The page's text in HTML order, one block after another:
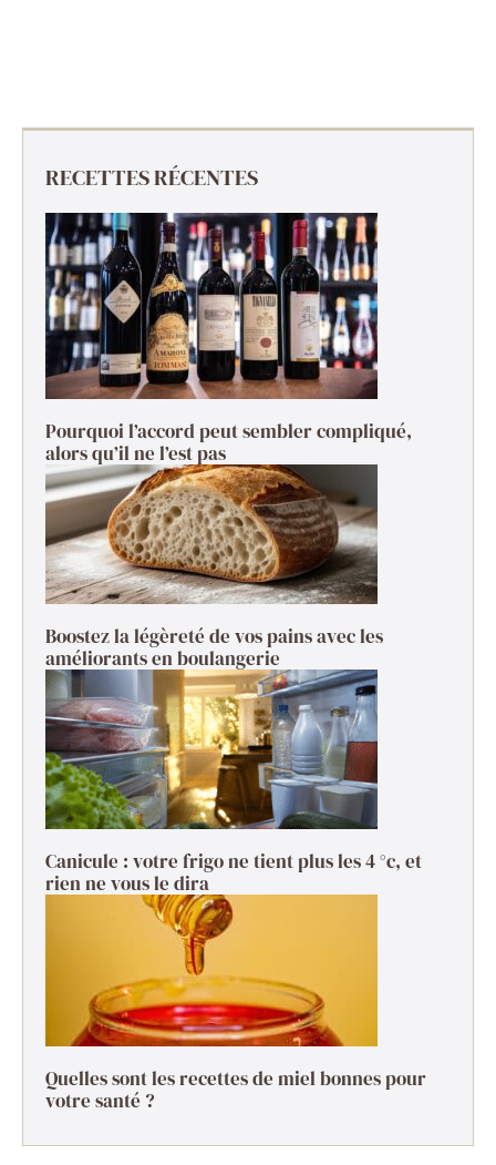
RECETTES RÉCENTES
Pourquoi l’accord peut sembler compliqué,
alors qu’il ne l’est pas
Boostez la légèreté de vos pains avec les
améliorants en boulangerie
Canicule : votre frigo ne tient plus les 4 °c, et
rien ne vous le dira
Quelles sont les recettes de miel bonnes pour
votre santé ?